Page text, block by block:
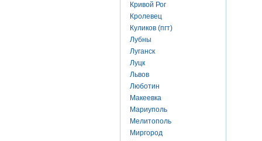
Кривой Рог
Кролевец
Куликов (пгт)
Лубны
Луганск
Луцк
Львов
Люботин
Макеевка
Мариуполь
Мелитополь
Миргород